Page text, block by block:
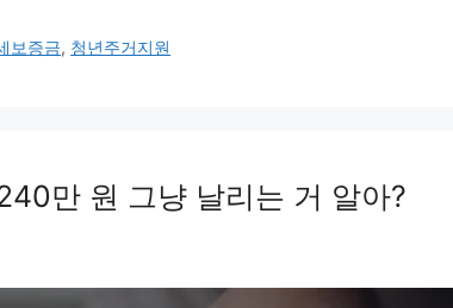
보증금, 청년주거지원
만 원 그냥 날리는 거 알아?